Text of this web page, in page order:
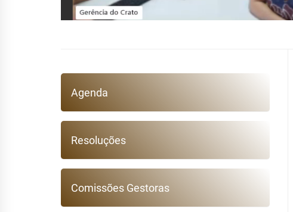
Agenda
Resoluções
Comissões Gestoras